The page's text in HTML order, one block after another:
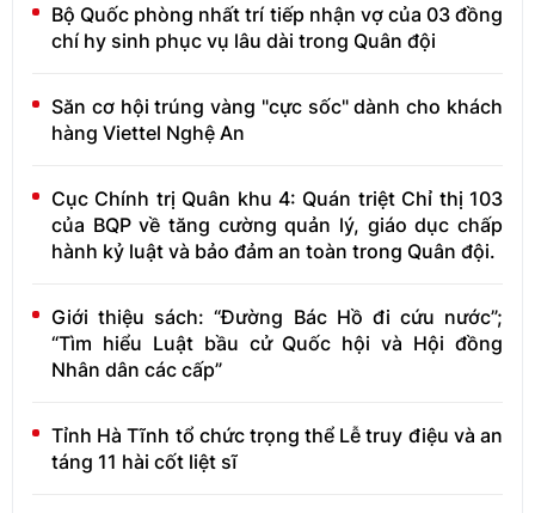
Bộ Quốc phòng nhất trí tiếp nhận vợ của 03 đồng
chí hy sinh phục vụ lâu dài trong Quân đội
Săn cơ hội trúng vàng "cực sốc" dành cho khách
hàng Viettel Nghệ An
Cục Chính trị Quân khu 4: Quán triệt Chỉ thị 103
của BQP về tăng cường quản lý, giáo dục chấp
hành kỷ luật và bảo đảm an toàn trong Quân đội.
Giới thiệu sách: “Đường Bác Hồ đi cứu nước”;
“Tìm hiểu Luật bầu cử Quốc hội và Hội đồng
Nhân dân các cấp”
Tỉnh Hà Tĩnh tổ chức trọng thể Lễ truy điệu và an
táng 11 hài cốt liệt sĩ